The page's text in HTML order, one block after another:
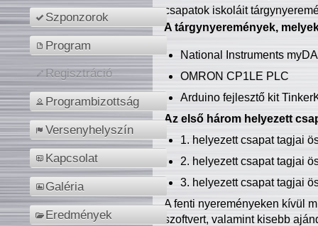
Szponzorok
Program
Regisztráció
Programbizottság
Versenyhelyszín
Kapcsolat
Galéria
Eredmények
csapatok iskoláit
A tárgynyeremények,
National Instruments
OMRON CP1LE PLC
Arduino fejlesztő kit
Az első három helyezett
1. helyezett csapat tagjai
2. helyezett csapat tagjai
3. helyezett csapat tagjai
A fenti nyereményeken kívül
szoftvert, valamint kisebb